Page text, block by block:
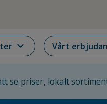
expand_more Vårt
se priser, lokalt